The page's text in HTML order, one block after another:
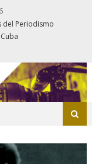
del Periodismo